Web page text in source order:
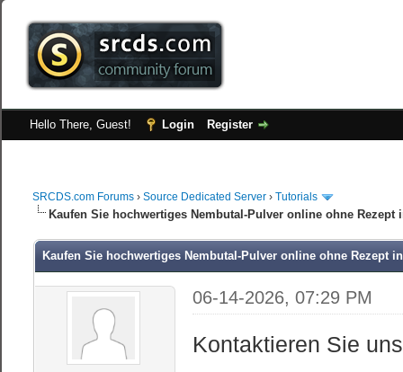
Hello There, Guest! Login Register
SRCDS.com Forums ›Source Dedicated Server ›Tutorials
Kaufen Sie hochwertiges Nembutal-Pulver online ohne Rezept
Kaufen Sie hochwertiges Nembutal-Pulver online ohne Rezept
06-14-2026, 07:29 PM
Kontaktieren Sie